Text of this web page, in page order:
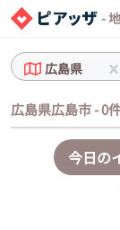
-
広島県
広島県広島市 - 0
今日の